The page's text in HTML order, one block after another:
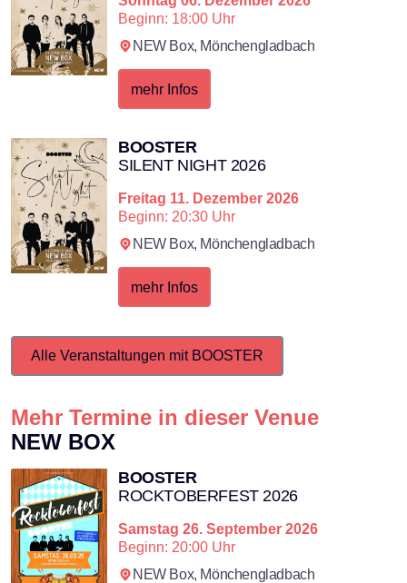
Beginn: 18:00 Uhr
NEW Box, Mönchengladbach
mehr Infos
BOOSTER
SILENT NIGHT 2026
Freitag 11. Dezember 2026
Beginn: 20:30 Uhr
NEW Box, Mönchengladbach
mehr Infos
Alle Veranstaltungen mit BOOSTER
Mehr Termine in dieser Venue
NEW BOX
BOOSTER
ROCKTOBERFEST 2026
Samstag 26. September 2026
Beginn: 20:00 Uhr
NEW Box, Mönchengladbach